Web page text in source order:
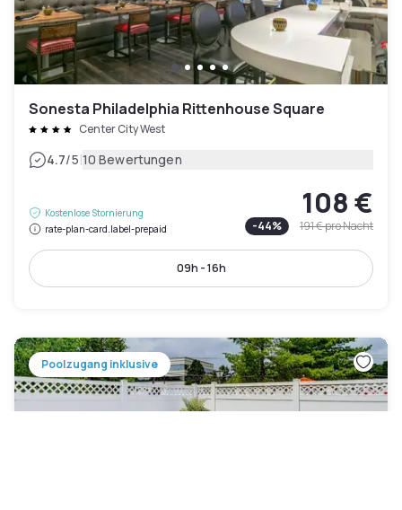
Sonesta Philadelphia Rittenhouse Square
Center City West
4.7/5|10 Bewertungen
Kostenlose Stornierung
rate-plan-card.label-prepaid
108 €
-44% 191 €pro Nacht
09h - 16h
Poolzugang inklusive